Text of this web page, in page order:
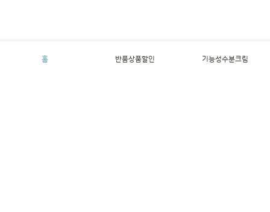
홈 반품상품할인 기능성수분크림